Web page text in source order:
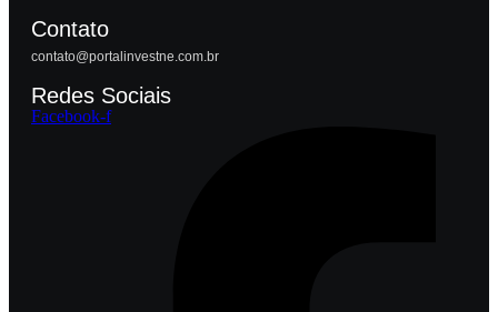
Contato
contato@portalinvestne.com.br
Redes Sociais
Facebook-f